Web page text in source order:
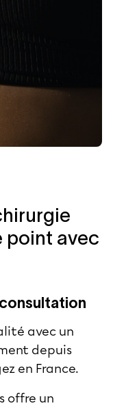
point avec
avec un
depuis
en France.
offre un